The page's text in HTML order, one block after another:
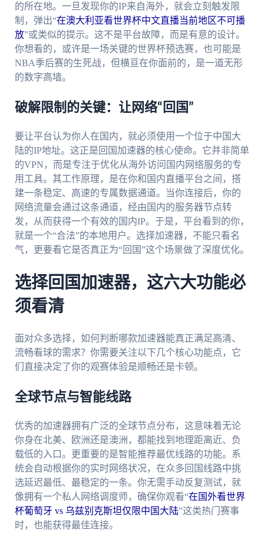
的所在地。一旦发现你的IP来自海外，就会立刻触发限
制，弹出“在澳大利亚看世界杯中文直播当前地区不可播
放”或类似的提示。这不是平台故障，而是有意的设计。
你想看的，或许是一场关键的世界杯预选赛，也可能是
NBA季后赛的生死战，但横亘在你面前的，是一道无形
的数字高墙。
破解限制的关键：让网络“回国”
要让平台认为你人在国内，就必须使用一个位于中国大
陆的IP地址。这正是回国加速器的核心使命。它并非简单
的VPN，而是专注于优化从海外访问国内网络服务的专
用工具。其工作原理，是在你和国内直播平台之间，搭
建一条稳定、高速的专属数据通道。当你连接后，你的
网络流量会通过这条通道，经由国内的服务器节点转
发，从而获得一个有效的国内IP。于是，平台看到的你，
就是一个“合法”的本地用户。选择加速器，不能只看名
气，更要看它是否真正为“回国”这个场景做了深度优化。
选择回国加速器，这六大功能必
须看清
面对众多选择，如何判断哪款加速器能真正满足高清、
流畅看球的需求？你需要关注以下几个核心功能点，它
们直接决定了你的观赛体验是顺畅还是卡顿。
全球节点与智能线路
优秀的加速器拥有广泛的全球节点分布，这意味着无论
你身在北美、欧洲还是澳洲，都能找到地理距离近、负
载低的入口。更重要的是智能推荐最优线路的功能。系
统会自动根据你的实时网络状况，在众多回国线路中挑
选延迟最低、最稳定的一条。你无需手动反复测试，就
像拥有一个私人网络调度师，确保你观看“在国外看世界
杯葡萄牙 vs 乌兹别克斯坦仅限中国大陆”这类热门赛事
时，也能获得最佳连接。